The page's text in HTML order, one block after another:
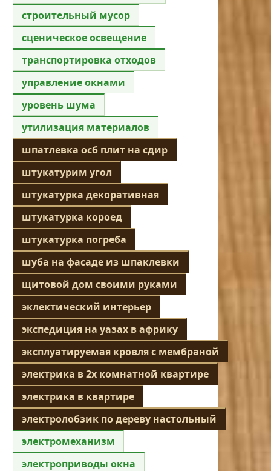
строительный мусор
сценическое освещение
транспортировка отходов
управление окнами
уровень шума
утилизация материалов
шпатлевка осб плит на сдир
штукатурим угол
штукатурка декоративная
штукатурка короед
штукатурка погреба
шуба на фасаде из шпаклевки
щитовой дом своими руками
эклектический интерьер
экспедиция на уазах в африку
эксплуатируемая кровля с мембраной
электрика в 2х комнатной квартире
электрика в квартире
электролобзик по дереву настольный
электромеханизм
электроприводы окна